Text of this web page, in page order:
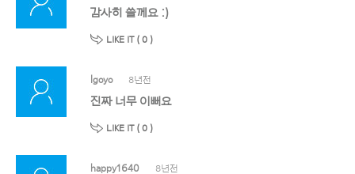
감사히 쓸께요 :)
LIKE IT ( 0 )
lgoyo 8년전
진짜 너무 이뻐요
LIKE IT ( 0 )
happy1640 8년전